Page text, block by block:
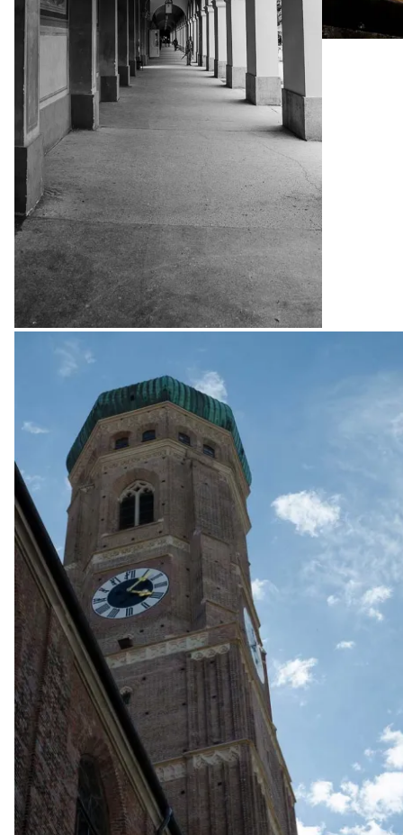
Sightseeing-Tour durch München
Sightseeing-Tour durch München
Sightseeing-Tour durch München